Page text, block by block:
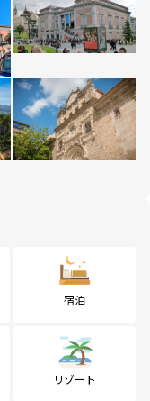
宿泊
リゾート